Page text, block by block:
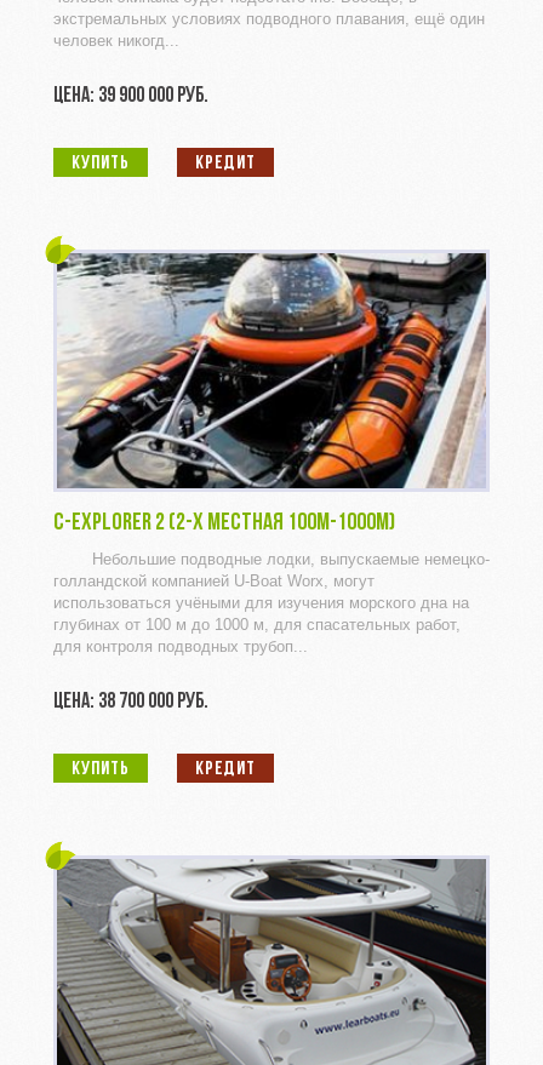
экстремальных условиях подводного плавания, ещё один
человек никогд...
ЦЕНА: 39 900 000 РУБ.
КУПИТЬ КРЕДИТ
C-EXPLORER 2 (2-Х МЕСТНАЯ 100M-1000M)
Небольшие подводные лодки, выпускаемые немецко-
голландской компанией U-Boat Worx, могут
использоваться учёными для изучения морского дна на
глубинах от 100 м до 1000 м, для спасательных работ,
для контроля подводных трубоп...
ЦЕНА: 38 700 000 РУБ.
КУПИТЬ КРЕДИТ